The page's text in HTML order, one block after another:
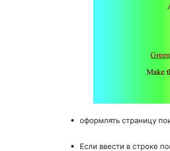
оформлять страницу
Если ввести в строке